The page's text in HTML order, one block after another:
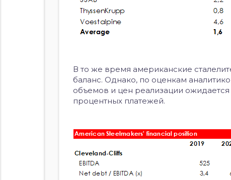
В то же время американские
баланс. Однако, по оценкам
объемов и цен реализации
процентных платежей.